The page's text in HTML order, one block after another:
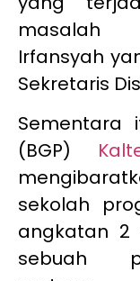
masalah
Irfansyah
Sekretaris
Sementara
(BGP)
sekolah
angkatan 2
sebuah